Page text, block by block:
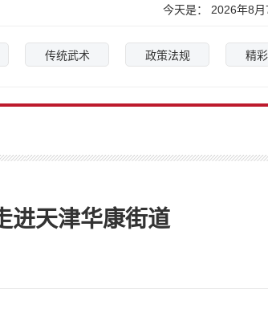
今天是： 2026年8
传统武术 政策法规 精
进天津华康街道